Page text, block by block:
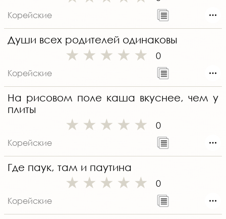
Корейские
Души всех родителей одинаковы
0
Корейские
На рисовом поле каша вкуснее, чем у
плиты
0
Корейские
Где паук, там и паутина
0
Корейские